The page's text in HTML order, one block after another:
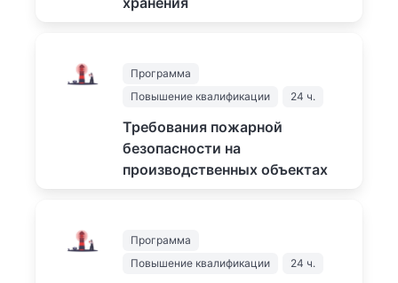
Программа
Повышение квалификации
24 ч.
Требования пожарной
безопасности на
производственных объектах
Программа
Повышение квалификации
24 ч.